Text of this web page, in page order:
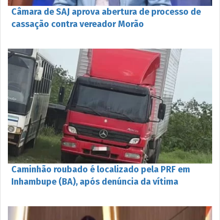
Câmara de SAJ aprova abertura de processo de
cassação contra vereador Morão
Caminhão roubado é localizado pela PRF em
Inhambupe (BA), após denúncia da vítima